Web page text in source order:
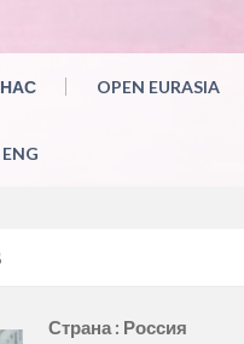
НАС OPEN EURASIA
ENG
Страна : Россия